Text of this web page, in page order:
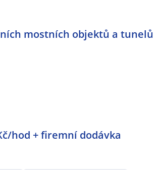
mostních objektů a tunelů
hod + firemní dodávka